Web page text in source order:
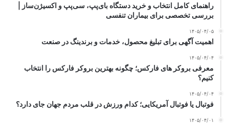
راهنمای کامل انتخاب و خرید دستگاه بای‌پپ، سی‌پپ و اکسیژن‌ساز |
بررسی تخصصی برای بیماران تنفسی
۱۴۰۵/۰۴/۰۵
اهمیت آگهی برای تبلیغ محصول، خدمات و برندینگ در صنعت
۱۴۰۵/۰۴/۰۴
معرفی بروکر های فارکس؛ چگونه بهترین بروکر فارکس را انتخاب
کنیم؟
۱۴۰۵/۰۴/۰۴
فوتبال یا فوتبال آمریکایی؛ کدام ورزش در قلب مردم جهان جای دارد؟
۱۴۰۵/۰۴/۰۱